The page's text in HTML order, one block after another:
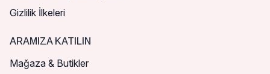
Gizlilik İlkeleri
ARAMIZA KATILIN
Mağaza & Butikler